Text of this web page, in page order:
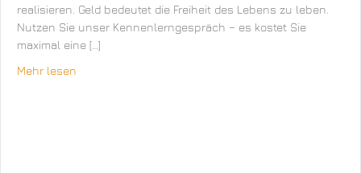
realisieren. Geld bedeutet die Freiheit des Lebens zu leben.
Nutzen Sie unser Kennenlerngespräch – es kostet Sie
maximal eine […]
Mehr lesen